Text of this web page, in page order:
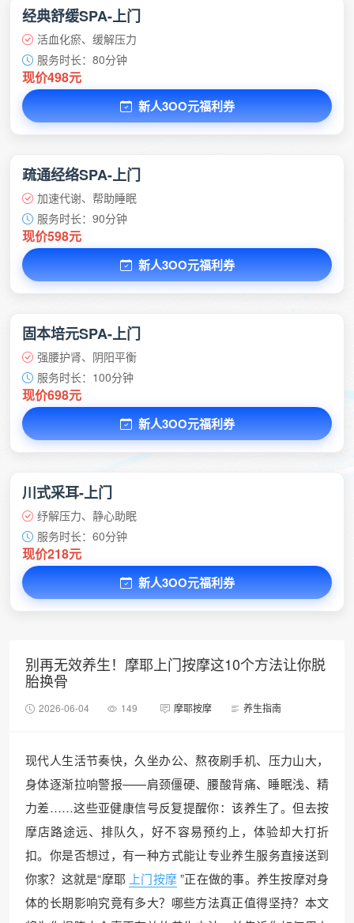
经典舒缓SPA-上门
活血化瘀、缓解压力
服务时长：80分钟
现价498元
新人3OO元福利券
疏通经络SPA-上门
加速代谢、帮助睡眠
服务时长：90分钟
现价598元
新人3OO元福利券
固本培元SPA-上门
强腰护肾、阴阳平衡
服务时长：100分钟
现价698元
新人3OO元福利券
川式采耳-上门
纾解压力、静心助眠
服务时长：60分钟
现价218元
新人3OO元福利券
别再无效养生！摩耶上门按摩这10个方法让你脱
胎换骨
2026-06-04 149 摩耶按摩 养生指南
现代人生活节奏快，久坐办公、熬夜刷手机、压力山大，
身体逐渐拉响警报——肩颈僵硬、腰酸背痛、睡眠浅、精
力差……这些亚健康信号反复提醒你：该养生了。但去按
摩店路途远、排队久，好不容易预约上，体验却大打折
扣。你是否想过，有一种方式能让专业养生服务直接送到
你家？这就是“摩耶 上门按摩”正在做的事。养生按摩对身
体的长期影响究竟有多大？哪些方法真正值得坚持？本文